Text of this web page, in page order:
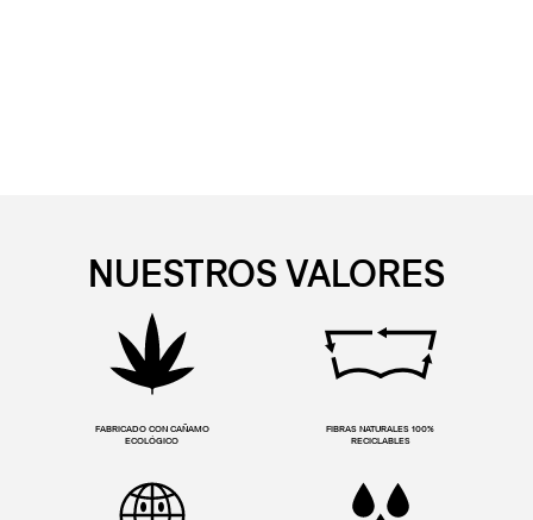
NUESTROS VALORES
FABRICADO CON CAÑAMO
ECOLÓGICO
FIBRAS NATURALES 100%
RECICLABLES